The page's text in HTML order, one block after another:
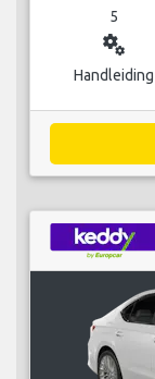
5
miscellaneous_services
Handleiding